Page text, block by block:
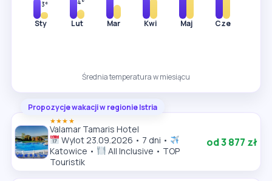
3°
Sty Lut Mar Kwi Maj Cze
Średnia temperatura w miesiącu
Propozycje wakacji w regionie Istria
★★★★
Valamar Tamaris Hotel
Wylot 23.09.2026 • 7 dni •
Katowice •
All Inclusive • TOP
Touristik
od 3 877 zł